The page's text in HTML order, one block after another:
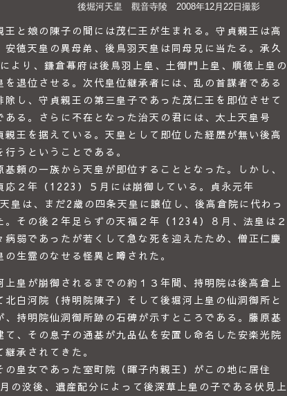
後堀河天皇 觀音寺陵 2008年12月22日撮影
と娘の陳子の間には茂仁王が生まれる。守貞親王は高
徳天皇の異母弟、後鳥羽天皇は同母兄に当たる。承久
より、鎌倉幕府は後鳥羽上皇、土御門上皇、順徳上皇の
退位させる。次代皇位継承者には、乱の首謀者である
し、守貞親王の第三皇子であった茂仁王を即位させて
る。さらに不在となった治天の君には、太上天皇号
親王を据えている。天皇として即位した経歴が無い後高
うということである。
頼の一族から天皇が即位することとなった。しかし、
応２年（1223）５月には崩御している。貞永元年
皇は、まだ2歳の四条天皇に譲位し、後高倉院に代わっ
。その後２年足らずの天福２年（1234）８月、法皇は２
病弱であったが若くして急な死を迎えたため、僧正仁慶
生霊のなせる怪異と噂された。
皇が崩御されるまでの約１３年間、持明院は後高倉上
白河院（持明院陳子）そして後堀河上皇の仙洞御所と
、持明院仙洞御所跡の石碑が示すところである。藤原基
、その息子の通基が九品仏を安置し命名した安楽光院
承されてきた。
皇女であった室町院（暉子内親王）がこの地に居住
の没後、遺産配分によって後深草上皇の子である伏見上